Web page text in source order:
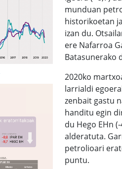
munduan
historikoetan
izan du.
ere Nafarroa
Batasunerako
2020ko
larrialdi
zenbait gastu
handitu egin
du Hego EHn
alderatuta.
petrolioari
puntu.